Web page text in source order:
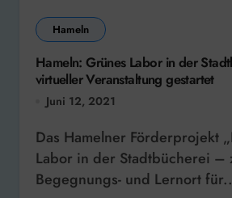
Hameln
Hameln: Grünes Labor in der
virtueller Veranstaltung gestartet
Juni 12, 2021
Das Hamelner Förderprojekt „Das Grüne
Labor in der Stadtbücherei –
Begegnungs- und Lernort